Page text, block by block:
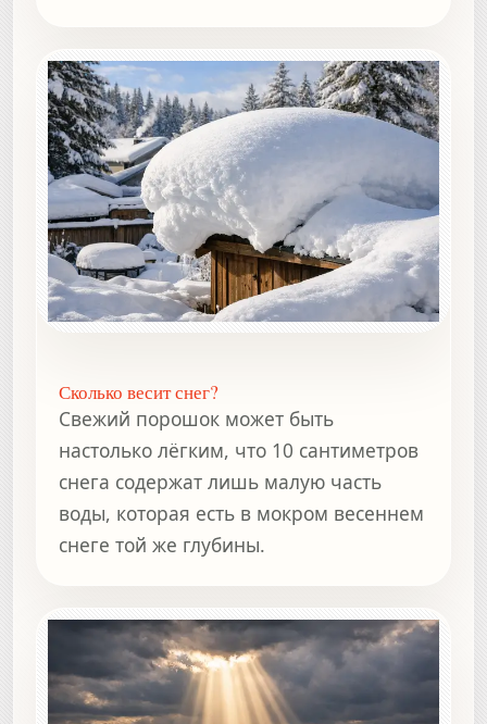
Сколько весит снег?
Свежий порошок может быть
настолько лёгким, что 10 сантиметров
снега содержат лишь малую часть
воды, которая есть в мокром весеннем
снеге той же глубины.